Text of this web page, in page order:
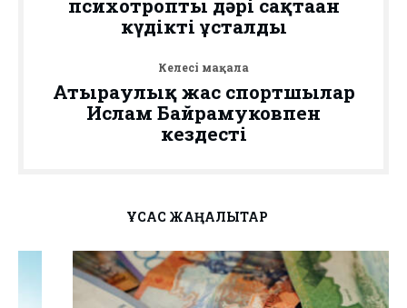
психотропты дәрі сақтаған
күдікті ұсталды
Келесі мақала
Атыраулық жас спортшылар
Ислам Байрамуковпен
кездесті
ҰҚСАС ЖАҢАЛЫҚТАР